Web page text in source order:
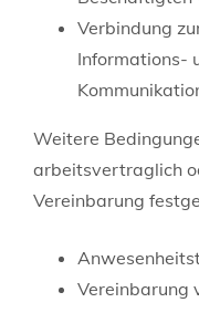
Verbindung
Informations-
Weitere
arbeitsvertraglich
Vereinbarung
Vereinbarung